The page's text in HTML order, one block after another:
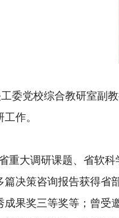
委党校综合教研室副
工作。
重大调研课题、省软
篇决策咨询报告获得省
果奖三等奖等；曾受